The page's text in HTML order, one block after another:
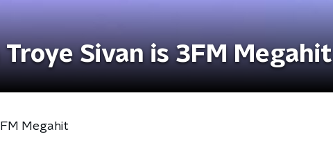
Sivan is 3FM Megahit
Megahit